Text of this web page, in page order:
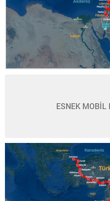
ESNEK